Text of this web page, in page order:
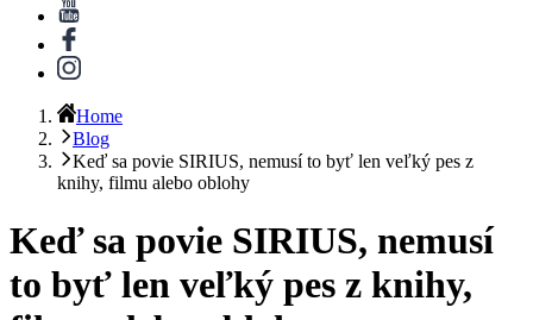
Home
Blog
Keď sa povie SIRIUS, nemusí to byť len veľký pes z
knihy, filmu alebo oblohy
Keď sa povie SIRIUS, nemusí
to byť len veľký pes z knihy,